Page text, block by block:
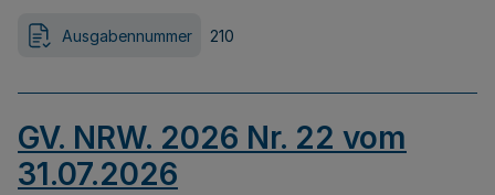
Ausgabennummer 210
GV. NRW. 2026 Nr. 22 vom
31.07.2026